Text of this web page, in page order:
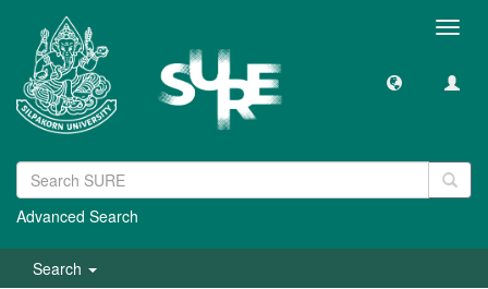
Advanced Search
Search